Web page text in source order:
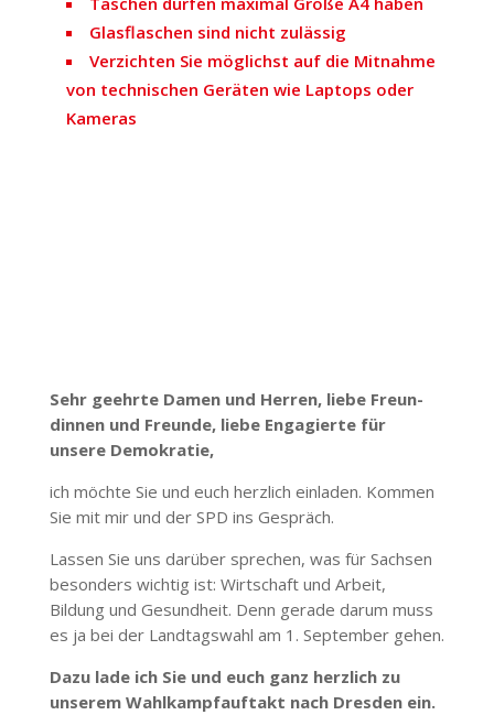
Glas­fla­schen sind nicht zulässig
Verzichten Sie möglichst auf die Mitnahme
von tech­ni­schen Geräten wie Laptops oder
Kameras
Sehr geehrte Damen und Herren, liebe Freun­
dinnen und Freunde, liebe Enga­gierte für
unsere Demo­kratie,
ich möchte Sie und euch herzlich einladen. Kommen
Sie mit mir und der SPD ins Gespräch.
Lassen Sie uns darüber sprechen, was für Sachsen
besonders wichtig ist: Wirt­schaft und Arbeit,
Bildung und Gesundheit. Denn gerade darum muss
es ja bei der Land­tagswahl am 1. September gehen.
Dazu lade ich Sie und euch ganz herzlich zu
unserem Wahl­kampf­auftakt nach Dresden ein.